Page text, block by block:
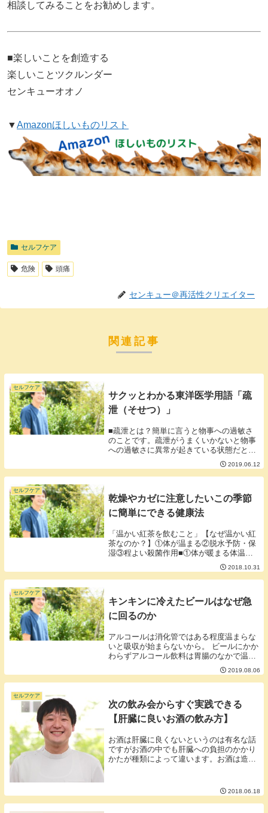
相談してみることをお勧めします。
■楽しいことを創造する
楽しいことツクルンダー
センキューオオノ
▼Amazonほしいものリスト
セルフケア
危険 頭痛
センキュー＠再活性クリエイター
関連記事
セルフケア
サクッとわかる東洋医学用語「疏
泄（そせつ）」
■疏泄とは？簡単に言うと物事への過敏さ
のことです。疏泄がうまくいかないと物事
への過敏さに異常が起きている状態だとい
えます。疏泄の異常パターンには大きく２
パターンあり①物事に敏感過ぎる状態（疏
泄の大過）②物事に無関心すぎる状態（疏
2019.06.12
セルフケア
乾燥やカゼに注意したいこの季節
に簡単にできる健康法
「温かい紅茶を飲むこと」【なぜ温かい紅
茶なのか？】①体が温まる②脱水予防・保
湿③程よい殺菌作用■①体が暖まる体温を
高くキープしておくと免疫の細胞が活発に
動ける環境になり風邪を引きにくくする効
果が期待できます。体感温度がグンと低く
2018.10.31
セルフケア
キンキンに冷えたビールはなぜ急
に回るのか
アルコールは消化管ではある程度温まらな
いと吸収が始まらないから。 ビールにかか
わらずアルコール飲料は胃腸のなかで温ま
るまで吸収効率が悪い状態にあります。 冷
たいお酒を飲んでもなんだか酔わないので
ペースを上げてガンガン飲むと後半からべ
2019.08.06
セルフケア
次の飲み会からすぐ実践できる
【肝臓に良いお酒の飲み方】
お酒は肝臓に良くないというのは有名な話
ですがお酒の中でも肝臓への負担のかかり
かたが種類によって違います。お酒は造り
お酒は・透明なもの・色付きのものの2つ
に分けるとこ...
2018.06.18